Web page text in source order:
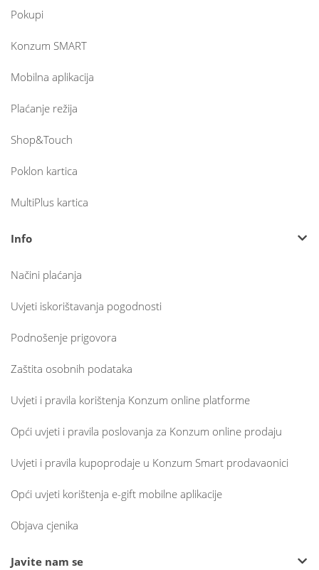
Pokupi
Konzum SMART
Mobilna aplikacija
Plaćanje režija
Shop&Touch
Poklon kartica
MultiPlus kartica
Info
Načini plaćanja
Uvjeti iskorištavanja pogodnosti
Podnošenje prigovora
Zaštita osobnih podataka
Uvjeti i pravila korištenja Konzum online platforme
Opći uvjeti i pravila poslovanja za Konzum online prodaju
Uvjeti i pravila kupoprodaje u Konzum Smart prodavaonici
Opći uvjeti korištenja e-gift mobilne aplikacije
Objava cjenika
Javite nam se